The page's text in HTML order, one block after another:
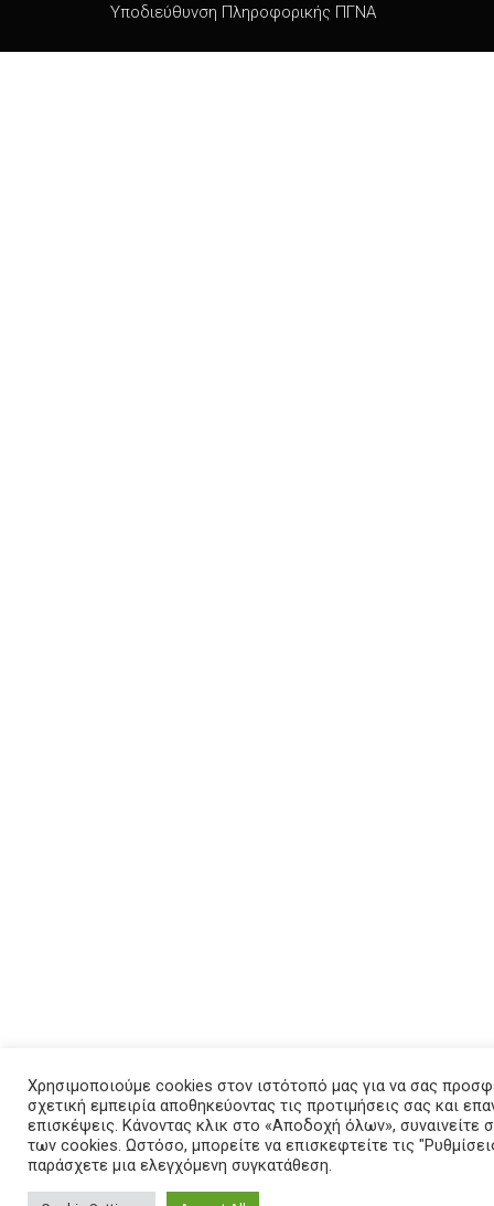
Υποδιεύθυνση Πληροφορικής ΠΓΝΑ
Χρησιμοποιούμε cookies στον ιστότοπό μας για να σας
σχετική εμπειρία αποθηκεύοντας τις προτιμήσεις σας και
επισκέψεις. Κάνοντας κλικ στο «Αποδοχή όλων»,
των cookies. Ωστόσο, μπορείτε να επισκεφτείτε τις
παράσχετε μια ελεγχόμενη συγκατάθεση.